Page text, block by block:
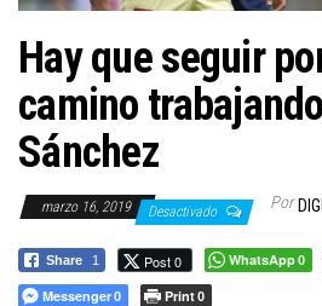
Hay que seguir
camino
Sánchez
marzo 16, 2019 Desactivado Por
Share 1 Post 0 WhatsApp0
Messenger0 Print0